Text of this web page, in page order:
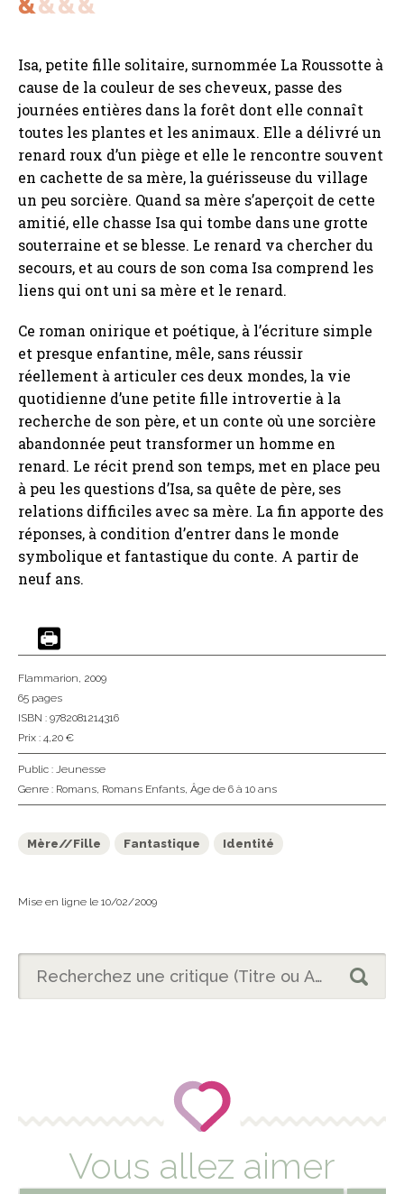
Isa, petite fille solitaire, surnommée La Roussotte à
cause de la couleur de ses cheveux, passe des
journées entières dans la forêt dont elle connaît
toutes les plantes et les animaux. Elle a délivré un
renard roux d’un piège et elle le rencontre souvent
en cachette de sa mère, la guérisseuse du village
un peu sorcière. Quand sa mère s’aperçoit de cette
amitié, elle chasse Isa qui tombe dans une grotte
souterraine et se blesse. Le renard va chercher du
secours, et au cours de son coma Isa comprend les
liens qui ont uni sa mère et le renard.
Ce roman onirique et poétique, à l’écriture simple
et presque enfantine, mêle, sans réussir
réellement à articuler ces deux mondes, la vie
quotidienne d’une petite fille introvertie à la
recherche de son père, et un conte où une sorcière
abandonnée peut transformer un homme en
renard. Le récit prend son temps, met en place peu
à peu les questions d’Isa, sa quête de père, ses
relations difficiles avec sa mère. La fin apporte des
réponses, à condition d’entrer dans le monde
symbolique et fantastique du conte. A partir de
neuf ans.
Flammarion, 2009
65 pages
ISBN : 9782081214316
Prix : 4,20 €
Public : Jeunesse
Genre : Romans, Romans Enfants, Âge de 6 à 10 ans
Mère//Fille Fantastique Identité
Mise en ligne le 10/02/2009
Vous allez aimer